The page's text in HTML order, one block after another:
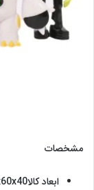
مشخصات
ابعاد کالا210x60x40 میلی متر